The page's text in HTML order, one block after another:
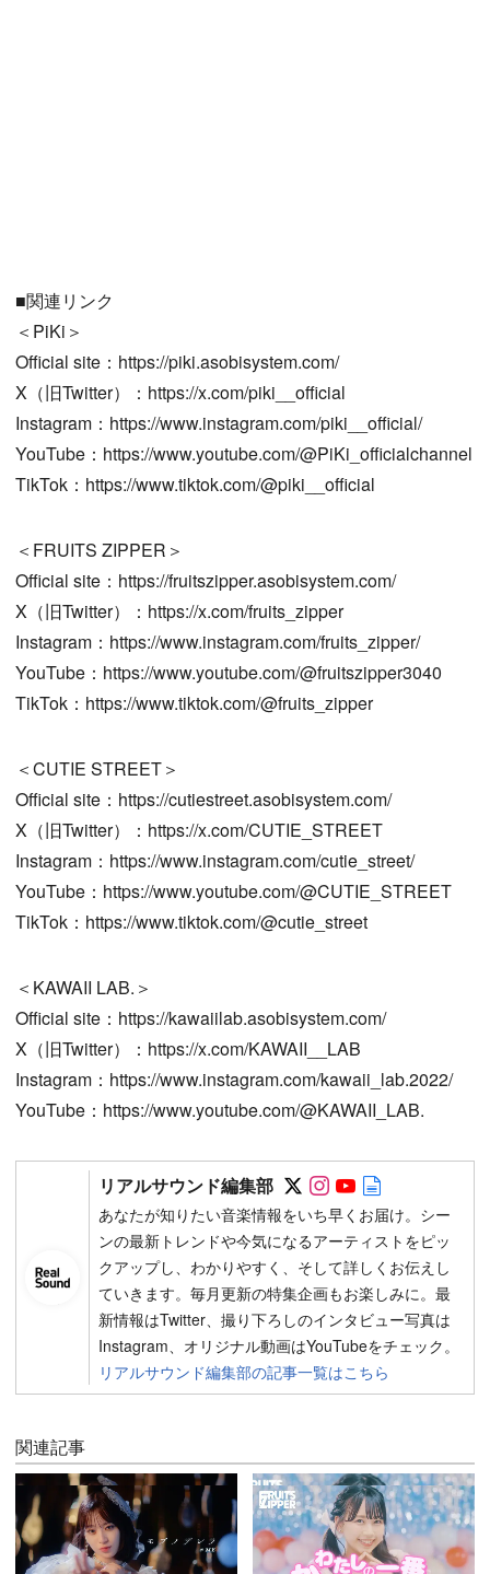
■関連リンク
＜PiKi＞
Official site：https://piki.asobisystem.com/
X（旧Twitter）：https://x.com/piki__official
Instagram：https://www.instagram.com/piki__official/
YouTube：https://www.youtube.com/@PiKi_officialchannel
TikTok：https://www.tiktok.com/@piki__official
＜FRUITS ZIPPER＞
Official site：https://fruitszipper.asobisystem.com/
X（旧Twitter）：https://x.com/fruits_zipper
Instagram：https://www.instagram.com/fruits_zipper/
YouTube：https://www.youtube.com/@fruitszipper3040
TikTok：https://www.tiktok.com/@fruits_zipper
＜CUTIE STREET＞
Official site：https://cutiestreet.asobisystem.com/
X（旧Twitter）：https://x.com/CUTIE_STREET
Instagram：https://www.instagram.com/cutie_street/
YouTube：https://www.youtube.com/@CUTIE_STREET
TikTok：https://www.tiktok.com/@cutie_street
＜KAWAII LAB.＞
Official site：https://kawaiilab.asobisystem.com/
X（旧Twitter）：https://x.com/KAWAII__LAB
Instagram：https://www.instagram.com/kawaii_lab.2022/
YouTube：https://www.youtube.com/@KAWAII_LAB.
リアルサウンド編集部 Follow on SNS
Follow on SNS
Follow on
あなたが知りたい音楽情報をいち早くお届け。シー
ンの最新トレンドや今気になるアーティストをピッ
クアップし、わかりやすく、そして詳しくお伝えし
ていきます。毎月更新の特集企画もお楽しみに。最
新情報はTwitter、撮り下ろしのインタビュー写真は
Instagram、オリジナル動画はYouTubeをチェック。
リアルサウンド編集部の記事一覧はこちら
関連記事